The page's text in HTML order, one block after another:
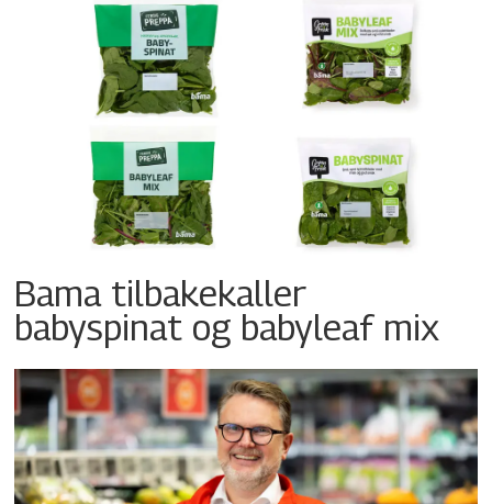
Bama tilbakekaller
babyspinat og babyleaf mix